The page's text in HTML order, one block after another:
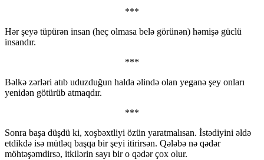
***
Hər şeyə tüpürən insan (heç olmasa belə görünən) həmişə güclü
insandır.
***
Bəlkə zərləri atıb uduzduğun halda əlində olan yeganə şey onları
yenidən götürüb atmaqdır.
***
Sonra başa düşdü ki, xoşbəxtliyi özün yaratmalısan. İstədiyini əldə
etdikdə isə mütləq başqa bir şeyi itirirsən. Qələbə nə qədər
möhtəşəmdirsə, itkilərin sayı bir o qədər çox olur.